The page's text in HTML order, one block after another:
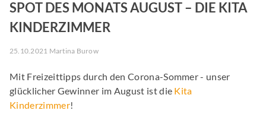
SPOT DES MONATS AUGUST – DIE KITA
KINDERZIMMER
25.10.2021 Martina Burow
Mit Freizeittipps durch den Corona-Sommer - unser
glücklicher Gewinner im August ist die Kita
Kinderzimmer!